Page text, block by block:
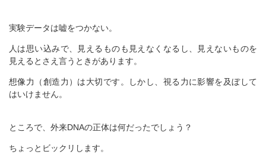
実験データは嘘をつかない。
人は思い込みで、見えるものも見えなくなるし、見えないものを
見えるとさえ言うときがあります。
想像力（創造力）は大切です。しかし、視る力に影響を及ぼして
はいけません。
ところで、外来DNAの正体は何だったでしょう？
ちょっとビックリします。